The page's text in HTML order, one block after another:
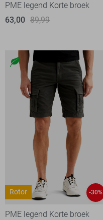
PME legend Korte broek
63,00 89,99
Rotor -30%
PME legend Korte broek